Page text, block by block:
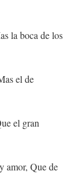
la boca de los
el de
el gran
amor, Que de